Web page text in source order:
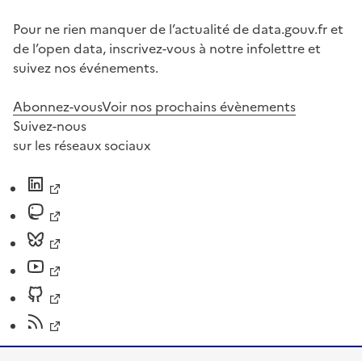
Pour ne rien manquer de l’actualité de data.gouv.fr et
de l’open data, inscrivez-vous à notre infolettre et
suivez nos événements.
Abonnez-vousVoir nos prochains évènements
Suivez-nous
sur les réseaux sociaux